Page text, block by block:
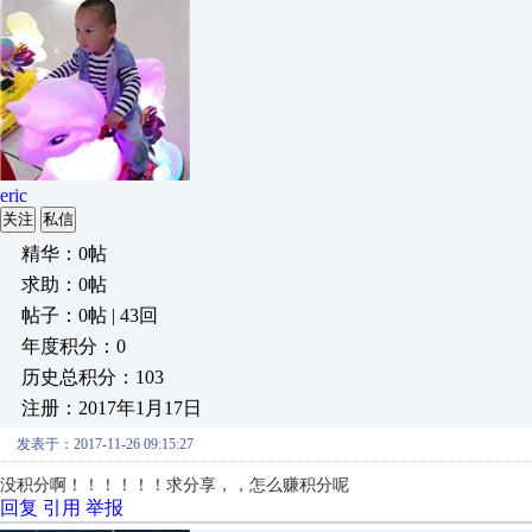
eric
关注 私信
精华：0帖
求助：0帖
帖子：0帖 | 43回
年度积分：0
历史总积分：103
注册：2017年1月17日
发表于：2017-11-26 09:15:27
没积分啊！！！！！！求分享，，怎么赚积分呢
回复 引用 举报